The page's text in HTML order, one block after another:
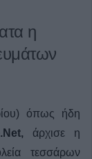
η
όπως ήδη
άρχισε η
τεσσάρων